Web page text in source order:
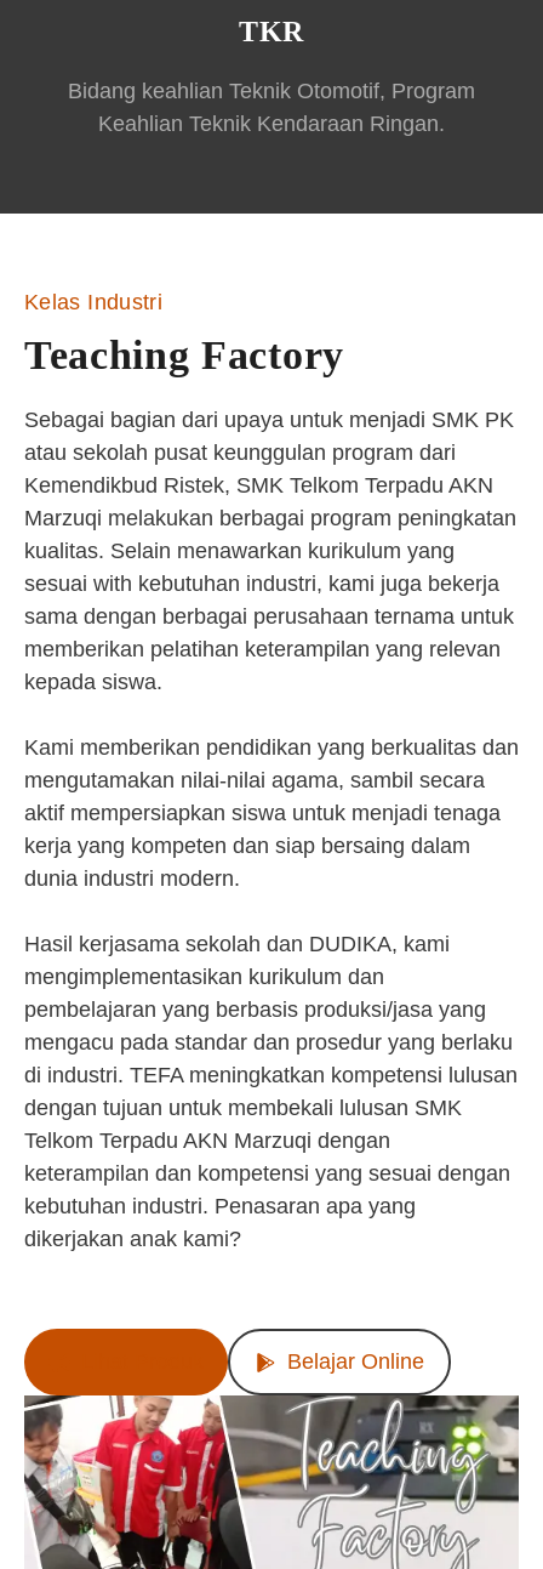
TKR
Bidang keahlian Teknik Otomotif, Program
Keahlian Teknik Kendaraan Ringan.
Kelas Industri
Teaching Factory
Sebagai bagian dari upaya untuk menjadi SMK PK
atau sekolah pusat keunggulan program dari
Kemendikbud Ristek, SMK Telkom Terpadu AKN
Marzuqi melakukan berbagai program peningkatan
kualitas. Selain menawarkan kurikulum yang
sesuai with kebutuhan industri, kami juga bekerja
sama dengan berbagai perusahaan ternama untuk
memberikan pelatihan keterampilan yang relevan
kepada siswa.
Kami memberikan pendidikan yang berkualitas dan
mengutamakan nilai-nilai agama, sambil secara
aktif mempersiapkan siswa untuk menjadi tenaga
kerja yang kompeten dan siap bersaing dalam
dunia industri modern.
Hasil kerjasama sekolah dan DUDIKA, kami
mengimplementasikan kurikulum dan
pembelajaran yang berbasis produksi/jasa yang
mengacu pada standar dan prosedur yang berlaku
di industri. TEFA meningkatkan kompetensi lulusan
dengan tujuan untuk membekali lulusan SMK
Telkom Terpadu AKN Marzuqi dengan
keterampilan dan kompetensi yang sesuai dengan
kebutuhan industri. Penasaran apa yang
dikerjakan anak kami?
Belajar Online